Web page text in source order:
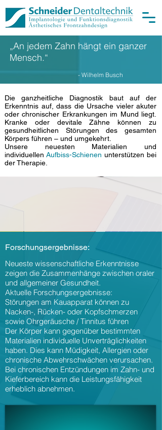
„An jedem Zahn hängt ein ganzer
Mensch.“
- Wilhelm Busch
Die ganzheitliche Diagnostik baut auf der
Erkenntnis auf, dass die Ursache vieler akuter
oder chronischer Erkrankungen im Mund liegt.
Kranke oder devitale Zähne können zu
gesundheitlichen Störungen des gesamten
Körpers führen – und umgekehrt.
Unsere neuesten Materialien und
individuellen Aufbiss-Schienen unterstützen bei
der Therapie.
Forschungsergebnisse:
Neueste wissenschaftliche Erkenntnisse
zeigen die Zusammenhänge zwischen oraler
und allgemeiner Gesundheit.
Aktuelle Forschungsergebnisse:
Störungen am Kauapparat können zu
Nacken-, Rücken- oder Kopfschmerzen
sowie Ohrgeräusche / Tinnitus führen
Der Körper kann gegenüber bestimmten
Materialien individuelle Unverträglichkeiten
haben. Dies kann Müdigkeit, Allergien oder
chronische Abwehrschwächen verursachen.
Bei chronischen Entzündungen im Zahn- und
Kieferbereich kann die Leistungsfähigkeit
erheblich abnehmen.